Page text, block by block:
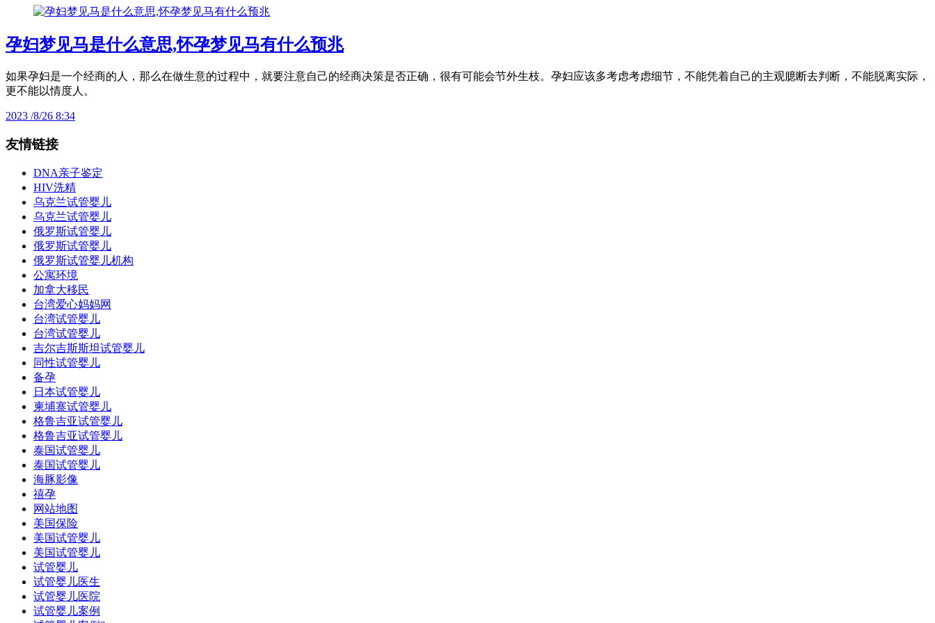
孕妇梦见马是什么意思,怀孕梦见马有什么预兆
如果孕妇是一个经商的人，那么在做生意的过程中，就要注意自己的经商决策是否正确，很有可能会节外生枝。孕妇应该多考虑考虑细节，不能凭着自己的主观臆断去判断，不能脱离实际，
更不能以情度人。
2023 /8/26 8:34
友情链接
DNA亲子鉴定
HIV洗精
乌克兰试管婴儿
乌克兰试管婴儿
俄罗斯试管婴儿
俄罗斯试管婴儿
俄罗斯试管婴儿机构
公寓环境
加拿大移民
台湾爱心妈妈网
台湾试管婴儿
台湾试管婴儿
吉尔吉斯斯坦试管婴儿
同性试管婴儿
备孕
日本试管婴儿
柬埔寨试管婴儿
格鲁吉亚试管婴儿
格鲁吉亚试管婴儿
泰国试管婴儿
泰国试管婴儿
海豚影像
禧孕
网站地图
美国保险
美国试管婴儿
美国试管婴儿
试管婴儿
试管婴儿医生
试管婴儿医院
试管婴儿案例